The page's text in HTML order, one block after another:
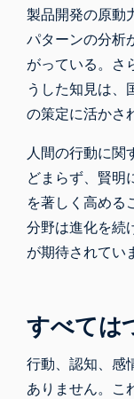
製品開発の原動
パターンの分析
がっている。さ
うした知見は、
の策定に活かさ
人間の行動に関
どまらず、賢明
を著しく高める
分野は進化を続
が期待されてい
すべては
行動、認知、感
ありません。こ